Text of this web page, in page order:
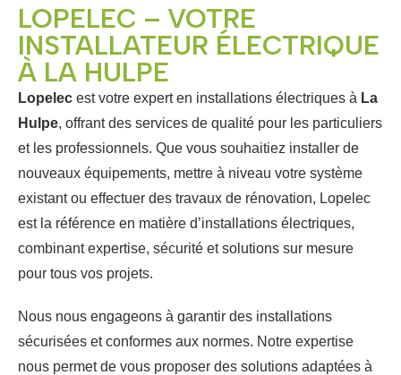
LOPELEC – VOTRE
INSTALLATEUR ÉLECTRIQUE
À LA HULPE
Lopelec est votre expert en installations électriques à La
Hulpe, offrant des services de qualité pour les particuliers
et les professionnels. Que vous souhaitiez installer de
nouveaux équipements, mettre à niveau votre système
existant ou effectuer des travaux de rénovation, Lopelec
est la référence en matière d’installations électriques,
combinant expertise, sécurité et solutions sur mesure
pour tous vos projets.
Nous nous engageons à garantir des installations
sécurisées et conformes aux normes. Notre expertise
nous permet de vous proposer des solutions adaptées à